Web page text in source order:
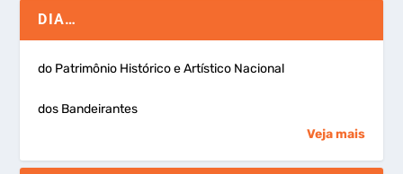
DIA…
do Patrimônio Histórico e Artístico Nacional
dos Bandeirantes
Veja mais